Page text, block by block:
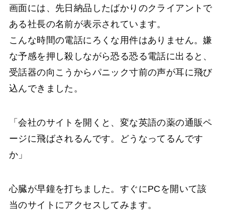
画面には、先日納品したばかりのクライアントで
ある社長の名前が表示されています。
こんな時間の電話にろくな用件はありません。嫌
な予感を押し殺しながら恐る恐る電話に出ると、
受話器の向こうからパニック寸前の声が耳に飛び
込んできました。
「会社のサイトを開くと、変な英語の薬の通販ペ
ージに飛ばされるんです。どうなってるんです
か」
心臓が早鐘を打ちました。すぐにPCを開いて該
当のサイトにアクセスしてみます。